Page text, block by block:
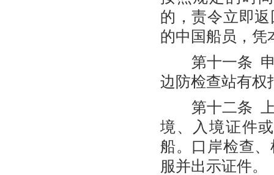
的，责令立即
的中国船员，凭
第十一条 申
边防检查站有权
第十二条 上
境、入境证件
船。口岸检查
服并出示证件。